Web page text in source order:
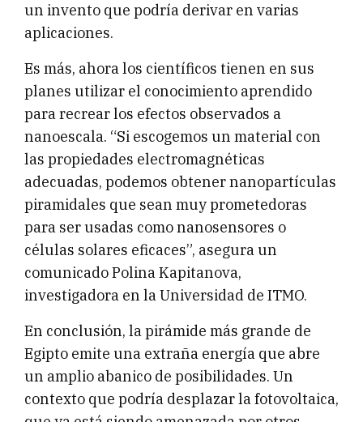
un invento que podría derivar en varias
aplicaciones.
Es más, ahora los científicos tienen en sus
planes utilizar el conocimiento aprendido
para recrear los efectos observados a
nanoescala. “Si escogemos un material con
las propiedades electromagnéticas
adecuadas, podemos obtener nanopartículas
piramidales que sean muy prometedoras
para ser usadas como nanosensores o
células solares eficaces”, asegura un
comunicado Polina Kapitanova,
investigadora en la Universidad de ITMO.
En conclusión, la pirámide más grande de
Egipto emite una extraña energía que abre
un amplio abanico de posibilidades. Un
contexto que podría desplazar la fotovoltaica,